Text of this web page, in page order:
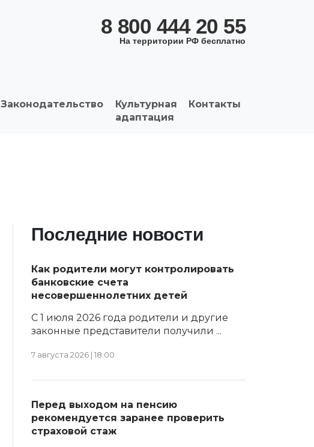
8 800 444 20 55
На территории РФ бесплатно
Законодательство
Культурная
адаптация
Контакты
Последние новости
Как родители могут контролировать
банковские счета
несовершеннолетних детей
С 1 июля 2026 года родители и другие
законные представители получили ...
7 августа 2026 | 18:00
Перед выходом на пенсию
рекомендуется заранее проверить
страховой стаж